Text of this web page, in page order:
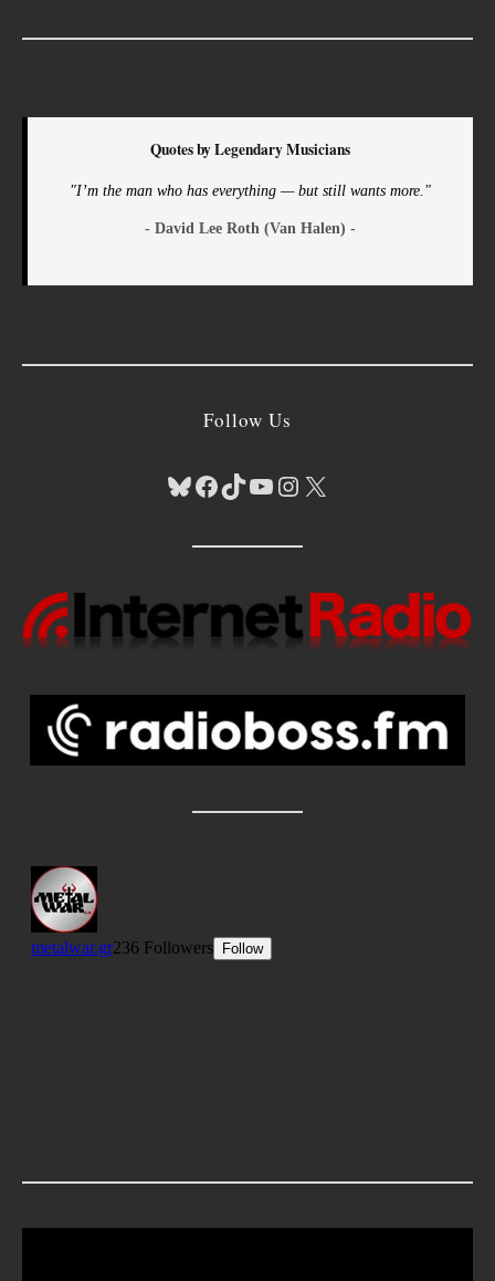
Quotes by Legendary Musicians
"I’m the man who has everything — but still wants more."
- David Lee Roth (Van Halen) -
Follow Us